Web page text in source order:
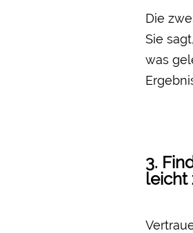
Die
Sie
was
3.
leicht